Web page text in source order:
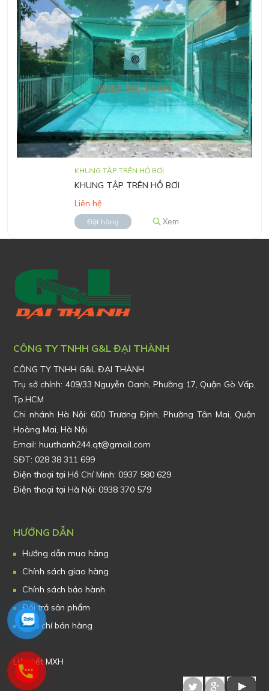
KHUNG TẬP TRÊN HỒ BƠI
KHUNG TẬP TRÊN HỒ BƠI
Liên hệ
Đặt hàng Xem
CÔNG TY TNHH G&L ĐẠI THÀNH
CÔNG TY TNHH G&L ĐẠI THÀNH
Trụ sở chính: 409/33 Nguyễn Oanh, Phường 17, Quận Gò Vấp,
Tp.HCM
Chi nhánh Hà Nội: 600 Trương Định, Phường Tân Mai, Quận
Hoàng Mai, Hà Nội
Email: huuthanh244.qt@gmail.com
SĐT: 028 38 311 699
Điện thoại tại Hồ Chí Minh: 0937 580 629
Điện thoại tại Hà Nội: 0938 370 579
HƯỚNG DẪN
Hướng dẫn mua hàng
Chính sách giao hàng
Chính sách bảo hành
Đổi trả sản phẩm
Tiêu chí bán hàng
Liên kết MXH